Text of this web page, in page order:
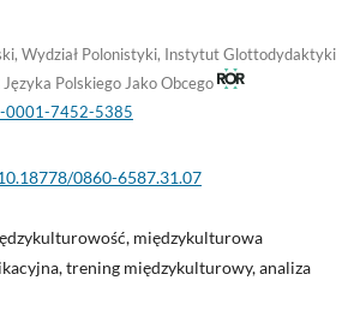
Wydział Polonistyki, Instytut Glottodydaktyki
Polskiego Jako Obcego
0001-7452-5385
0860-6587.31.07
międzykulturowa
trening międzykulturowy, analiza